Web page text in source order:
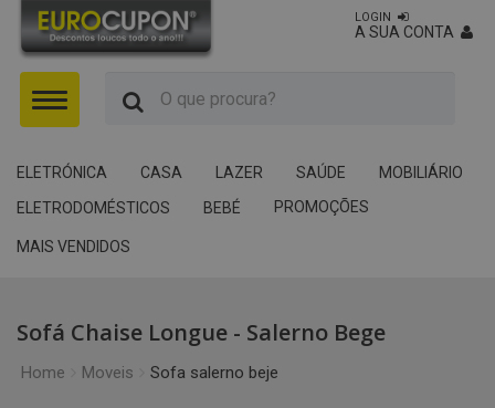
Menu
LOGIN
A SUA CONTA
ELETRÓNICA CASA LAZER SAÚDE
MOBILIÁRIO
ELETRODOMÉSTICOS
BEBÉ PROMOÇÕES
MAIS VENDIDOS
Sofá Chaise Longue - Salerno Bege
Home Moveis Sofa salerno beje